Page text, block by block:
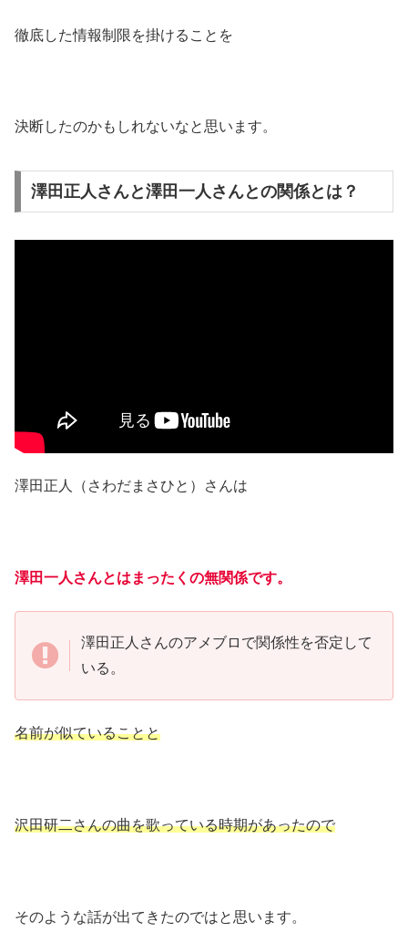
徹底した情報制限を掛けることを
決断したのかもしれないなと思います。
澤田正人さんと澤田一人さんとの関係とは？
澤田正人（さわだまさひと）さんは
澤田一人さんとはまったくの無関係です。
澤田正人さんのアメブロで関係性を否定して
いる。
名前が似ていることと
沢田研二さんの曲を歌っている時期があったので
そのような話が出てきたのではと思います。